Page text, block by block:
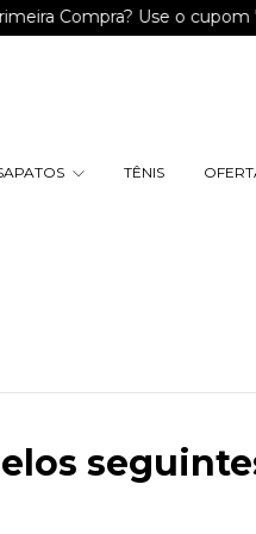
Compra? Use o cupom
TÊNIS